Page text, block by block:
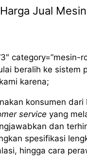
Jual
category=”mesin-
beralih ke sistem
karena;
konsumen
service yang
dan
spesifikasi
hingga cara